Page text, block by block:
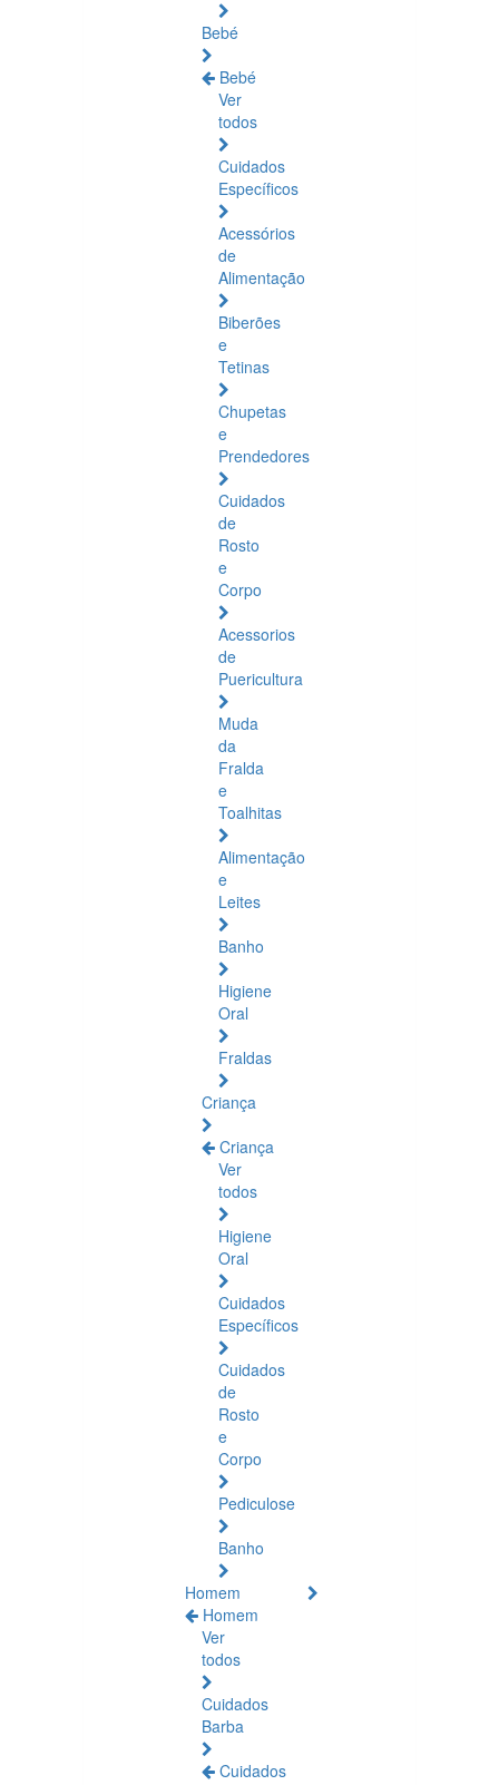
Bebé
Bebé
Ver
todos
Cuidados
Específicos
Acessórios
de
Alimentação
Biberões
e
Tetinas
Chupetas
e
Prendedores
Cuidados
de
Rosto
e
Corpo
Acessorios
de
Puericultura
Muda
da
Fralda
e
Toalhitas
Alimentação
e
Leites
Banho
Higiene
Oral
Fraldas
Criança
Criança
Ver
todos
Higiene
Oral
Cuidados
Específicos
Cuidados
de
Rosto
e
Corpo
Pediculose
Banho
Homem
Homem
Ver
todos
Cuidados
Barba
Cuidados